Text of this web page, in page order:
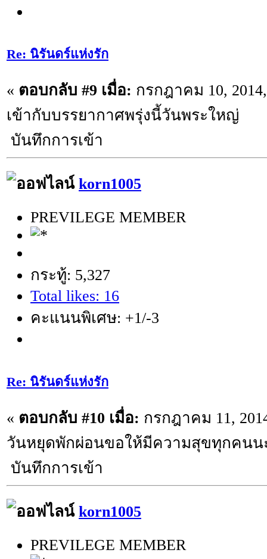
Re: นิรันดร์แห่งรัก
« ตอบกลับ #9 เมื่อ: กรกฎาคม 10,
เข้ากับบรรยากาศพรุ่งนี้วันพระใหญ่
บันทึกการเข้า
korn1005
PREVILEGE MEMBER
กระทู้: 5,327
Total likes: 16
คะแนนพิเศษ: +1/-3
Re: นิรันดร์แห่งรัก
« ตอบกลับ #10 เมื่อ: กรกฎาคม 11,
วันหยุดพักผ่อนขอให้มีความสุขทุกคนน
บันทึกการเข้า
korn1005
PREVILEGE MEMBER